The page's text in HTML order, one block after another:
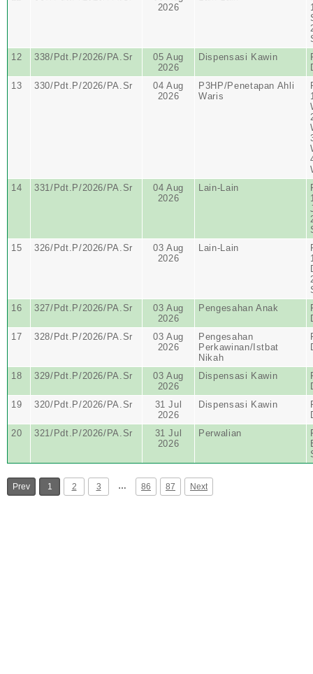
2026
12
338/Pdt.P/2026/PA.Sr
05 Aug
2026
Dispensasi Kawin
13
330/Pdt.P/2026/PA.Sr
04 Aug
2026
P3HP/Penetapan Ahli
Waris
14
331/Pdt.P/2026/PA.Sr
04 Aug
2026
Lain-Lain
15
326/Pdt.P/2026/PA.Sr
03 Aug
2026
Lain-Lain
16
327/Pdt.P/2026/PA.Sr
03 Aug
2026
Pengesahan Anak
17
328/Pdt.P/2026/PA.Sr
03 Aug
2026
Pengesahan
Perkawinan/Istbat
Nikah
18 329/Pdt.P/2026/PA.Sr
03 Aug
2026
Dispensasi Kawin
19
320/Pdt.P/2026/PA.Sr
31 Jul
2026
Dispensasi Kawin
20
321/Pdt.P/2026/PA.Sr
31 Jul
2026
Perwalian
Prev 1 2 3 … 86 87 Next